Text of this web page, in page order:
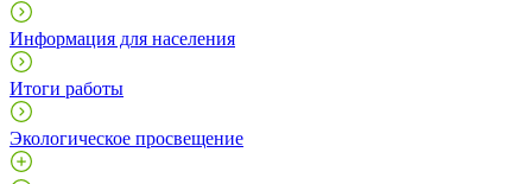
Информация для населения
Итоги работы
Экологическое просвещение